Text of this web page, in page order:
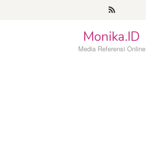
Monika.ID
Media Referensi Online